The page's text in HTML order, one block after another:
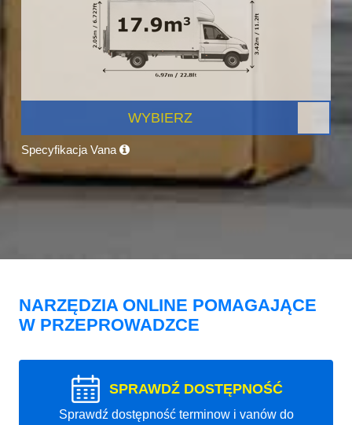
WYBIERZ
Specyfikacja Vana
NARZĘDZIA ONLINE POMAGAJĄCE
W PRZEPROWADZCE
SPRAWDŹ DOSTĘPNOŚĆ
Sprawdź dostępność terminow i vanów do